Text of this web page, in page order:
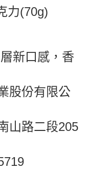
力(70g)
新口感，香
股份有限公
山路二段205